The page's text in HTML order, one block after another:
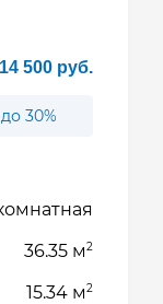
500 руб.
30%
36.35 м2
15.34 м2